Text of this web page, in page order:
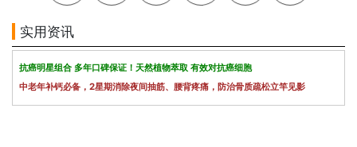
实用资讯
抗癌明星组合 多年口碑保证！天然植物萃取 有效对抗癌细胞
中老年补钙必备，2星期消除夜间抽筋、腰背疼痛，防治骨质疏松立竿见影